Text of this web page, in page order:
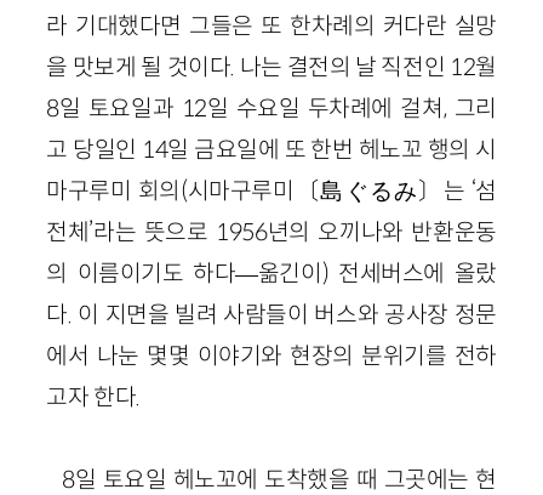
라 기대했다면 그들은 또 한차례의 커다란 실망
을 맛보게 될 것이다. 나는 결전의 날 직전인 12월
8일 토요일과 12일 수요일 두차례에 걸쳐, 그리
고 당일인 14일 금요일에 또 한번 헤노꼬 행의 시
마구루미 회의(시마구루미〔島ぐるみ〕는 ‘섬
전체’라는 뜻으로 1956년의 오끼나와 반환운동
의 이름이기도 하다—옮긴이) 전세버스에 올랐
다. 이 지면을 빌려 사람들이 버스와 공사장 정문
에서 나눈 몇몇 이야기와 현장의 분위기를 전하
고자 한다.
8일 토요일 헤노꼬에 도착했을 때 그곳에는 현